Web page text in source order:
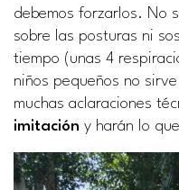
debemos forzarlos. No
sobre las posturas ni
tiempo (unas 4
niños pequeños no
muchas aclaraciones
imitación y harán lo